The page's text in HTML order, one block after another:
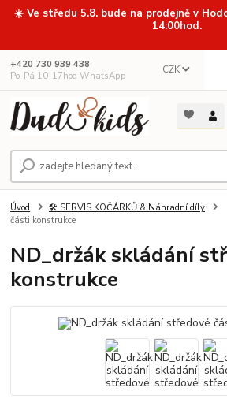
☀️ Ve středu 5.8. bude na prodejně v
14:00hod.
CZK
+420 730 939 438
Po-Pá 10-17hod WhatsApp
Úvod 🛠️ SERVIS KOČÁRKŮ & Náhradní díly
části konstrukce
ND_držák skládání
konstrukce